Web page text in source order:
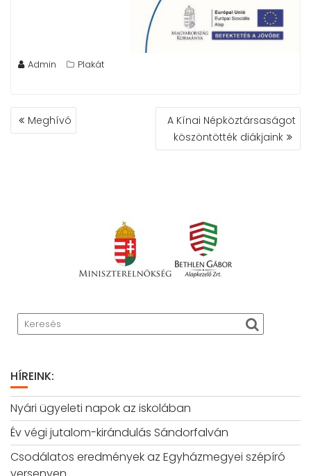
Admin Plakát
BEJEGYZÉS
NAVIGÁCIÓ
Meghívó
A Kínai Népköztársaságot
köszöntötték diákjaink
HÍREINK:
Nyári ügyeleti napok az iskolában
Év végi jutalom-kirándulás Sándorfalván
Csodálatos eredmények az Egyházmegyei szépíró